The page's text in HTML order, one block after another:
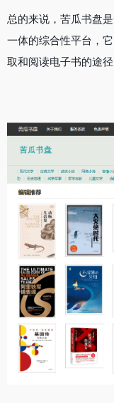
总的来说，苦瓜书盘
一体的综合性平台，
取和阅读电子书的途径